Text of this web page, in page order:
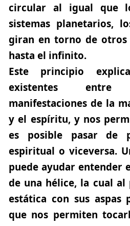
circular al igual que
sistemas planetarios,
giran en torno de otros
hasta el infinito.
Este principio
existentes
manifestaciones de la
y el espíritu, y nos
es posible pasar de
espiritual o viceversa.
puede ayudar entender
de una hélice, la cual
estática con sus aspas
que nos permiten